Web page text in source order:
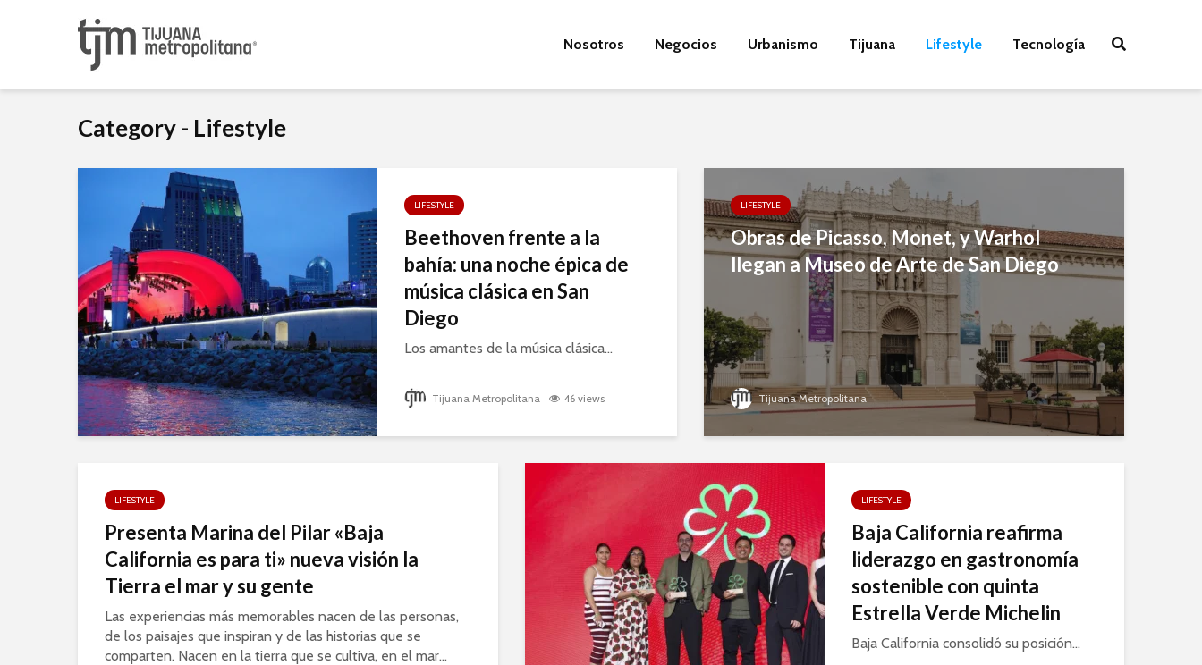
Nosotros Negocios Urbanismo Tijuana Lifestyle Tecnología
Category - Lifestyle
LIFESTYLE
Beethoven frente a la
bahía: una noche épica de
música clásica en San
Diego
Los amantes de la música clásica...
Tijuana Metropolitana 46 views
LIFESTYLE
Obras de Picasso, Monet, y Warhol
llegan a Museo de Arte de San Diego
Tijuana Metropolitana
LIFESTYLE
Presenta Marina del Pilar «Baja
California es para ti» nueva visión la
Tierra el mar y su gente
Las experiencias más memorables nacen de las personas,
de los paisajes que inspiran y de las historias que se
comparten. Nacen en la tierra que se cultiva, en el mar...
LIFESTYLE
Baja California reafirma
liderazgo en gastronomía
sostenible con quinta
Estrella Verde Michelin
Baja California consolidó su posición...